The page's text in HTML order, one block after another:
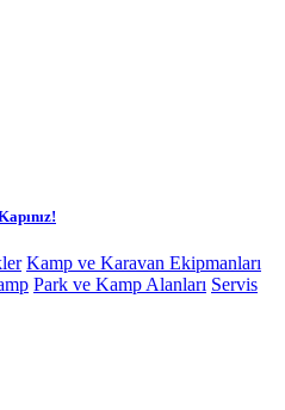
Kamp ve Karavan Ekipmanları
Park ve Kamp Alanları Servis